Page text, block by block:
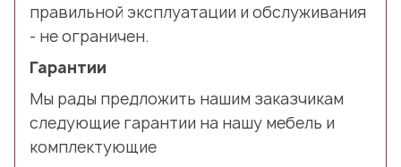
правильной эксплуатации и обслуживания
- не ограничен.
Гарантии
Мы рады предложить нашим заказчикам
следующие гарантии на нашу мебель и
комплектующие